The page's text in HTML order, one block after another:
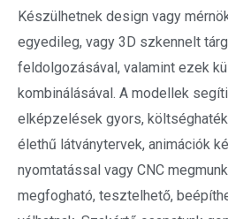
Készülhetnek design vagy
egyedileg, vagy 3D szkennelt
feldolgozásával, valamint ezek
kombinálásával. A modellek
elképzelések gyors,
élethű látványtervek, animációk
nyomtatással vagy CNC
megfogható, tesztelhető,